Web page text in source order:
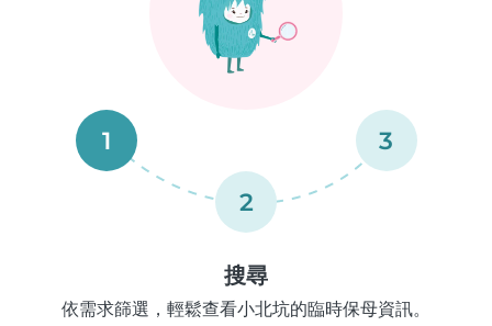
1
2
3
搜尋
依需求篩選，輕鬆查看小北坑的臨時保母資訊。